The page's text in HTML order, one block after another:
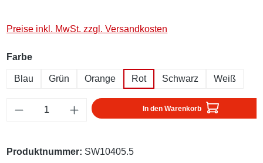
Preise inkl. MwSt. zzgl. Versandkosten
Farbeauswählen
Blau Grün Orange Rot Schwarz Weiß
Produkt Anzahl: Gib den gewünschten
In den Warenkorb
Produktnummer: SW10405.5